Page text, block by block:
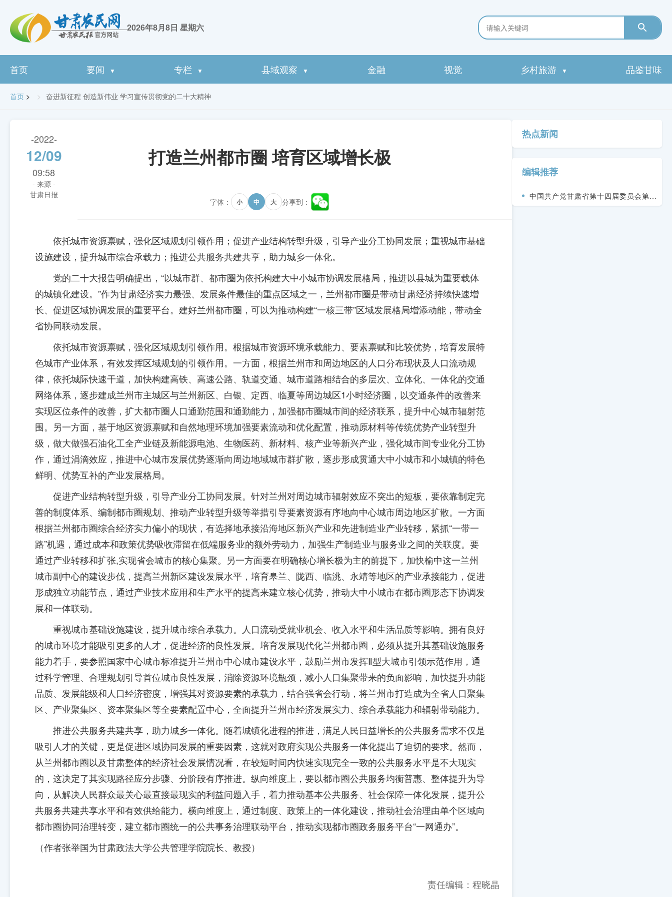
2026年8月8日 星期六
首页 要闻 ▼ 专栏 ▼ 县域观察 ▼ 金融 视觉 乡村旅游 ▼ 品鉴甘味
首页 > 奋进新征程 创造新伟业 学习宣传贯彻党的二十大精神
-2022-
12/09
09:58
- 来源 -
甘肃日报
打造兰州都市圈 培育区域增长极
字体： 小 中 大 分享到：
依托城市资源禀赋，强化区域规划引领作用；促进产业结构转型升级，引导产业分工协同发展；重视城市基础
设施建设，提升城市综合承载力；推进公共服务共建共享，助力城乡一体化。
党的二十大报告明确提出，“以城市群、都市圈为依托构建大中小城市协调发展格局，推进以县城为重要载体
的城镇化建设。”作为甘肃经济实力最强、发展条件最佳的重点区域之一，兰州都市圈是带动甘肃经济持续快速增
长、促进区域协调发展的重要平台。建好兰州都市圈，可以为推动构建“一核三带”区域发展格局增添动能，带动全
省协同联动发展。
依托城市资源禀赋，强化区域规划引领作用。根据城市资源环境承载能力、要素禀赋和比较优势，培育发展特
色城市产业体系，有效发挥区域规划的引领作用。一方面，根据兰州市和周边地区的人口分布现状及人口流动规
律，依托城际快速干道，加快构建高铁、高速公路、轨道交通、城市道路相结合的多层次、立体化、一体化的交通
网络体系，逐步建成兰州市主城区与兰州新区、白银、定西、临夏等周边城区1小时经济圈，以交通条件的改善来
实现区位条件的改善，扩大都市圈人口通勤范围和通勤能力，加强都市圈城市间的经济联系，提升中心城市辐射范
围。另一方面，基于地区资源禀赋和自然地理环境加强要素流动和优化配置，推动原材料等传统优势产业转型升
级，做大做强石油化工全产业链及新能源电池、生物医药、新材料、核产业等新兴产业，强化城市间专业化分工协
作，通过涓滴效应，推进中心城市发展优势逐渐向周边地域城市群扩散，逐步形成贯通大中小城市和小城镇的特色
鲜明、优势互补的产业发展格局。
促进产业结构转型升级，引导产业分工协同发展。针对兰州对周边城市辐射效应不突出的短板，要依靠制定完
善的制度体系、编制都市圈规划、推动产业转型升级等举措引导要素资源有序地向中心城市周边地区扩散。一方面
根据兰州都市圈综合经济实力偏小的现状，有选择地承接沿海地区新兴产业和先进制造业产业转移，紧抓“一带一
路”机遇，通过成本和政策优势吸收滞留在低端服务业的额外劳动力，加强生产制造业与服务业之间的关联度。要
通过产业转移和扩张,实现省会城市的核心集聚。另一方面要在明确核心增长极为主的前提下，加快榆中这一兰州
城市副中心的建设步伐，提高兰州新区建设发展水平，培育皋兰、陇西、临洮、永靖等地区的产业承接能力，促进
形成独立功能节点，通过产业技术应用和生产水平的提高来建立核心优势，推动大中小城市在都市圈形态下协调发
展和一体联动。
重视城市基础设施建设，提升城市综合承载力。人口流动受就业机会、收入水平和生活品质等影响。拥有良好
的城市环境才能吸引更多的人才，促进经济的良性发展。培育发展现代化兰州都市圈，必须从提升其基础设施服务
能力着手，要参照国家中心城市标准提升兰州市中心城市建设水平，鼓励兰州市发挥Ⅱ型大城市引领示范作用，通
过科学管理、合理规划引导首位城市良性发展，消除资源环境瓶颈，减小人口集聚带来的负面影响，加快提升功能
品质、发展能级和人口经济密度，增强其对资源要素的承载力，结合强省会行动，将兰州市打造成为全省人口聚集
区、产业聚集区、资本聚集区等全要素配置中心，全面提升兰州市经济发展实力、综合承载能力和辐射带动能力。
推进公共服务共建共享，助力城乡一体化。随着城镇化进程的推进，满足人民日益增长的公共服务需求不仅是
吸引人才的关键，更是促进区域协同发展的重要因素，这就对政府实现公共服务一体化提出了迫切的要求。然而，
从兰州都市圈以及甘肃整体的经济社会发展情况看，在较短时间内快速实现完全一致的公共服务水平是不大现实
的，这决定了其实现路径应分步骤、分阶段有序推进。纵向维度上，要以都市圈公共服务均衡普惠、整体提升为导
向，从解决人民群众最关心最直接最现实的利益问题入手，着力推动基本公共服务、社会保障一体化发展，提升公
共服务共建共享水平和有效供给能力。横向维度上，通过制度、政策上的一体化建设，推动社会治理由单个区域向
都市圈协同治理转变，建立都市圈统一的公共事务治理联动平台，推动实现都市圈政务服务平台“一网通办”。
（作者张举国为甘肃政法大学公共管理学院院长、教授）
责任编辑：程晓晶
热点新闻
编辑推荐
中国共产党甘肃省第十四届委员会第九